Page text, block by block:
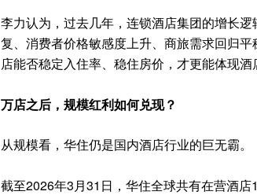
李力认为，过去几年，连锁酒店集团的增长
复、消费者价格敏感度上升、商旅需求回归
店能否稳定入住率、稳住房价，才更能体现酒
万店之后，规模红利如何兑现？
从规模看，华住仍是国内酒店行业的巨无霸。
截至2026年3月31日，华住全球共有在营酒